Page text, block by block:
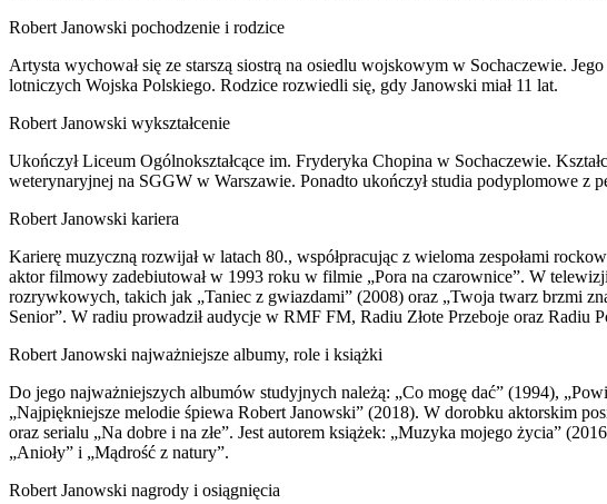
Robert Janowski pochodzenie i rodzice
Artysta wychował się ze starszą siostrą na osiedlu wojskowym w Sochaczewie.
lotniczych Wojska Polskiego. Rodzice rozwiedli się, gdy Janowski miał 11 lat.
Robert Janowski wykształcenie
Ukończył Liceum Ogólnokształcące im. Fryderyka Chopina w Sochaczewie.
weterynaryjnej na SGGW w Warszawie. Ponadto ukończył studia podyplomowe
Robert Janowski kariera
Karierę muzyczną rozwijał w latach 80., współpracując z wieloma zespołami
aktor filmowy zadebiutował w 1993 roku w filmie „Pora na czarownice”. W
rozrywkowych, takich jak „Taniec z gwiazdami” (2008) oraz „Twoja twarz brzmi
Senior”. W radiu prowadził audycje w RMF FM, Radiu Złote Przeboje oraz Radiu
Robert Janowski najważniejsze albumy, role i książki
Do jego najważniejszych albumów studyjnych należą: „Co mogę dać” (1994),
„Najpiękniejsze melodie śpiewa Robert Janowski” (2018). W dorobku aktorskim
oraz serialu „Na dobre i na złe”. Jest autorem książek: „Muzyka mojego życia”
„Anioły” i „Mądrość z natury”.
Robert Janowski nagrody i osiągnięcia